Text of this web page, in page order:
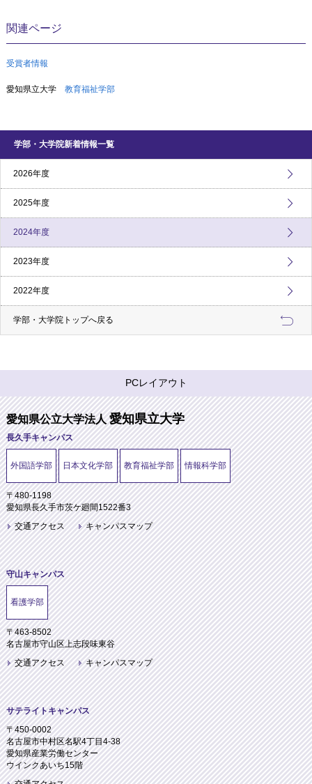
関連ページ
受賞者情報
愛知県立大学 教育福祉学部
学部・大学院新着情報一覧
2026年度
2025年度
2024年度
2023年度
2022年度
学部・大学院トップへ戻る
PCレイアウト
愛知県公立大学法人愛知県立大学
長久手キャンパス
外国語学部 日本文化学部 教育福祉学部 情報科学部
〒480-1198
愛知県長久手市茨ケ廻間1522番3
交通アクセス
キャンパスマップ
守山キャンパス
看護学部
〒463-8502
名古屋市守山区上志段味東谷
交通アクセス
キャンパスマップ
サテライトキャンパス
〒450-0002
名古屋市中村区名駅4丁目4-38
愛知県産業労働センター
ウインクあいち15階